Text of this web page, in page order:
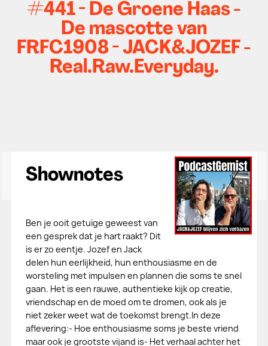
#441 - De Groene Haas -
De mascotte van
FRFC1908 - JACK&JOZEF -
Real.Raw.Everyday.
Shownotes
Ben je ooit getuige geweest van
een gesprek dat je hart raakt? Dit
is er zo eentje. Jozef en Jack
delen hun eerlijkheid, hun enthousiasme en de
worsteling met impulsen en plannen die soms te snel
gaan. Het is een rauwe, authentieke kijk op creatie,
vriendschap en de moed om te dromen, ook als je
niet zeker weet wat de toekomst brengt.In deze
aflevering:- Hoe enthousiasme soms je beste vriend
maar ook je grootste vijand is- Het verhaal achter het